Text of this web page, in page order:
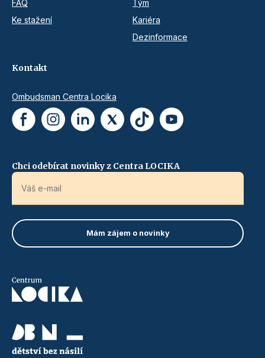
FAQ
Ke stažení
Tým
Kariéra
Dezinformace
Kontakt
Ombudsman Centra Locika
Chci odebírat novinky z Centra LOCIKA